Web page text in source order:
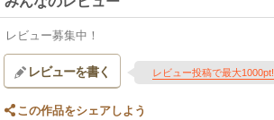
レビュー募集中！
レビューを書く レビュー投稿で最大1000pt!
この作品をシェアしよう